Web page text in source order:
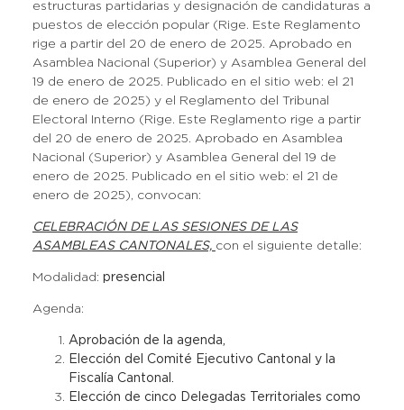
estructuras partidarias y designación de candidaturas a
puestos de elección popular (Rige. Este Reglamento
rige a partir del 20 de enero de 2025. Aprobado en
Asamblea Nacional (Superior) y Asamblea General del
19 de enero de 2025. Publicado en el sitio web: el 21
de enero de 2025) y el Reglamento del Tribunal
Electoral Interno (Rige. Este Reglamento rige a partir
del 20 de enero de 2025. Aprobado en Asamblea
Nacional (Superior) y Asamblea General del 19 de
enero de 2025. Publicado en el sitio web: el 21 de
enero de 2025), convocan:
CELEBRACIÓN DE LAS SESIONES DE LAS
ASAMBLEAS CANTONALES, con el siguiente detalle:
Modalidad: presencial
Agenda:
Aprobación de la agenda,
Elección del Comité Ejecutivo Cantonal y la
Fiscalía Cantonal.
Elección de cinco Delegadas Territoriales como